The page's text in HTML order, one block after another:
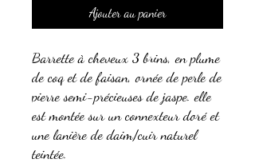
Ajouter au panier
Barrette à cheveux 3 brins, en plume
de coq et de faisan, ornée de perle de
pierre semi-précieuses de jaspe. elle
est montée sur un connexteur doré et
une lanière de daim/cuir naturel
teintée.